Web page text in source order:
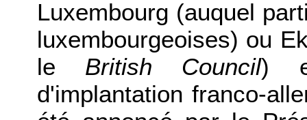
Luxembourg (auquel
luxembourgeoises) ou
le British Council)
d'implantation franco-